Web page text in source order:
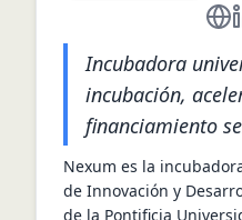
Incubadora
incubación,
financiamiento
Nexum es la
de Innovación y
de la Pontificia